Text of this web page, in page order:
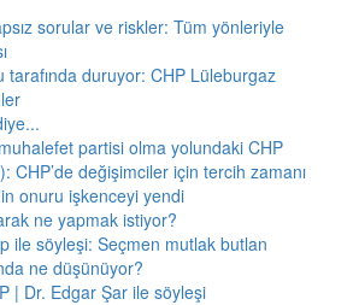
sorular ve riskler: Tüm yönleriyle
tarafında duruyor: CHP Lüleburgaz
partisi olma yolundaki CHP
CHP’de değişimciler için tercih zamanı
onuru işkenceyi yendi
ne yapmak istiyor?
ile söyleşi: Seçmen mutlak butlan
ne düşünüyor?
| Dr. Edgar Şar ile söyleşi